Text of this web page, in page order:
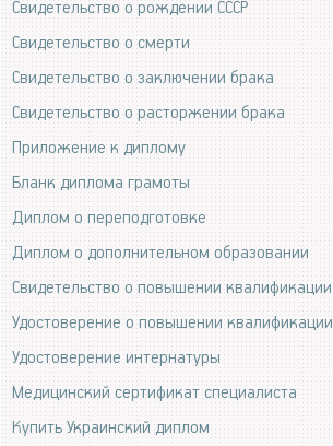
Свидетельство о рождении СССР
Свидетельство о смерти
Свидетельство о заключении брака
Свидетельство о расторжении брака
Приложение к диплому
Бланк диплома грамоты
Диплом о переподготовке
Диплом о дополнительном образовании
Свидетельство о повышении квалификации
Удостоверение о повышении квалификации
Удостоверение интернатуры
Медицинский сертификат специалиста
Купить Украинский диплом